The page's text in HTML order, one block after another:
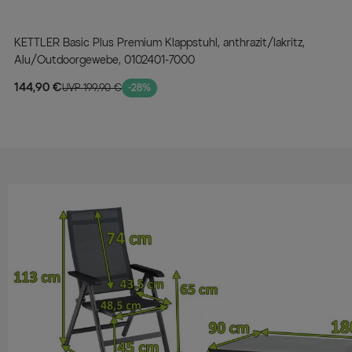
KETTLER Basic Plus Premium Klappstuhl, anthrazit/lakritz,
Alu/Outdoorgewebe, 0102401-7000
144,90 €UVP 199,90 € -28%